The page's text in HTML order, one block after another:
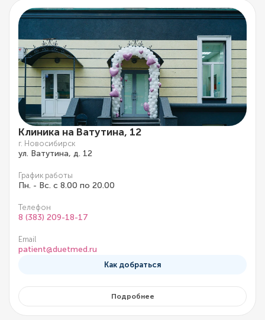
Клиника на Ватутина, 12
г. Новосибирск
ул. Ватутина, д. 12
График работы
Пн. - Вс. с 8.00 по 20.00
Телефон
8 (383) 209-18-17
Email
patient@duetmed.ru
Как добраться
Подробнее